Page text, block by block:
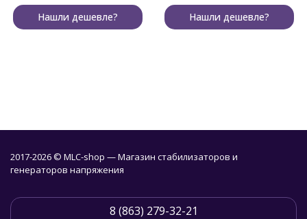
Нашли дешевле? Нашли дешевле?
2017-2026 © MLC-shop — Магазин стабилизаторов и
генераторов напряжения
8 (863) 279-32-21